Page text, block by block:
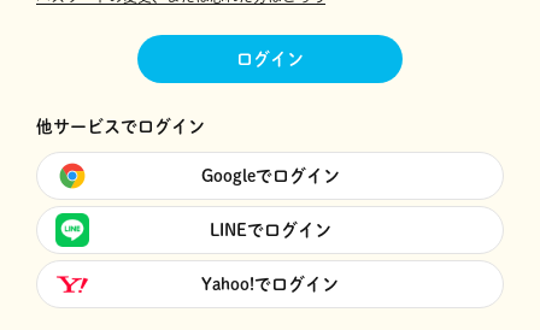
ログイン
他サービスでログイン
Googleでログイン
LINEでログイン
Yahoo!でログイン